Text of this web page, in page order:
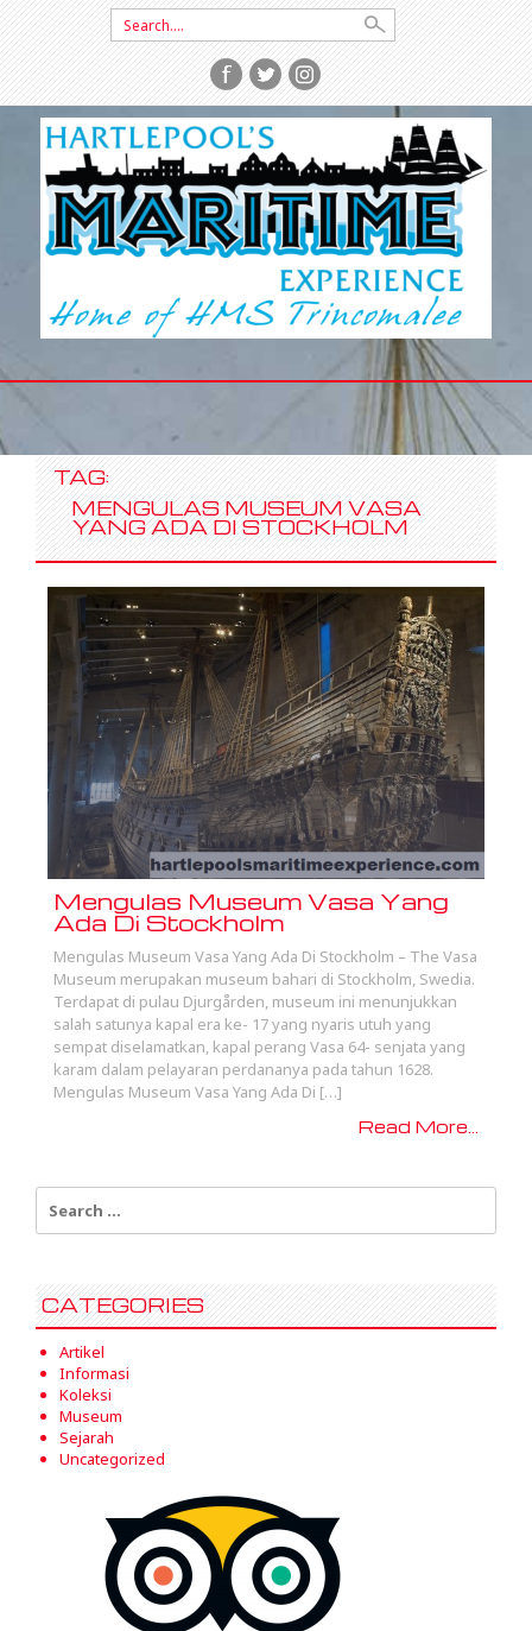
Search
for:
CONTENT
TAG:
MENGULAS MUSEUM VASA
YANG ADA DI STOCKHOLM
Mengulas Museum Vasa Yang
Ada Di Stockholm
Mengulas Museum Vasa Yang Ada Di Stockholm – The Vasa
Museum merupakan museum bahari di Stockholm, Swedia.
Terdapat di pulau Djurgården, museum ini menunjukkan
salah satunya kapal era ke- 17 yang nyaris utuh yang
sempat diselamatkan, kapal perang Vasa 64- senjata yang
karam dalam pelayaran perdananya pada tahun 1628.
Mengulas Museum Vasa Yang Ada Di […]
Read More...
Search
for:
CATEGORIES
Artikel
Informasi
Koleksi
Museum
Sejarah
Uncategorized